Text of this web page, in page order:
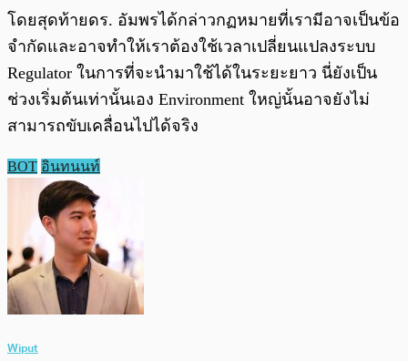
โดยสุดท้ายดร. อัมพรได้กล่าวกฏหมายที่เรามีอาจเป็นข้อ
จำกัดและอาจทำให้เราต้องใช้เวลาเปลี่ยนแปลงระบบ
Regulator ในการที่จะนำมาใช้ได้ในระยะยาว นี่ยังเป็น
ช่วงเริ่มต้นเท่านั้นเอง Environment ใหญ่นั้นอาจยังไม่
สามารถขับเคลื่อนไปได้จริง
BOT อินทนนท์
Wiput